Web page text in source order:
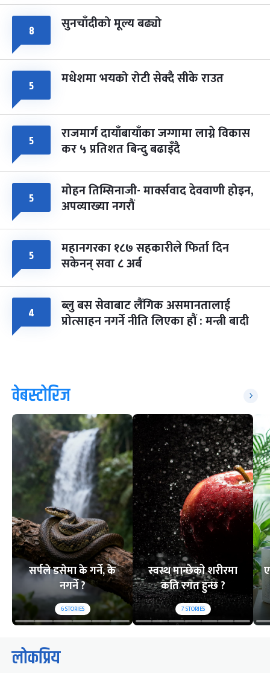
८ सुनचाँदीको मूल्य बढ्यो
५ मधेशमा भयको रोटी सेक्दै सीके राउत
५ राजमार्ग दायाँबायाँका जग्गामा लाग्ने विकास
कर ५ प्रतिशत बिन्दु बढाइँदै
५ मोहन तिम्सिनाजी- मार्क्सवाद देववाणी होइन,
अपव्याख्या नगरौं
५ महानगरका १८७ सहकारीले फिर्ता दिन
सकेनन् सवा ८ अर्ब
४ ब्लु बस सेवाबाट लैंगिक असमानतालाई
प्रोत्साहन नगर्ने नीति लिएका हौं : मन्त्री बादी
वेबस्टोरिज
सर्पले डसेमा के गर्ने, के
नगर्ने ?
6STORIES
स्वस्थ मान्छेको शरीरमा
कति रगत हुन्छ ?
7STORIES
लोकप्रिय